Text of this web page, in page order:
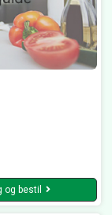
og bestil